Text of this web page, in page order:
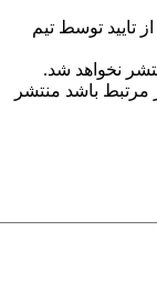
تایید توسط تیم
نخواهد شد.
مرتبط باشد منتشر